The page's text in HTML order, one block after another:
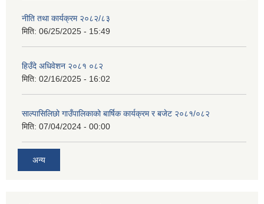
नीति तथा कार्यक्रम २०८२/८३
मिति: 06/25/2025 - 15:49
हिउँदे अधिवेशन २०८१ ०८२
मिति: 02/16/2025 - 16:02
साल्पासिलिछो गाउँपालिकाको बार्षिक कार्यक्रम र बजेट २०८१/०८२
मिति: 07/04/2024 - 00:00
अन्य